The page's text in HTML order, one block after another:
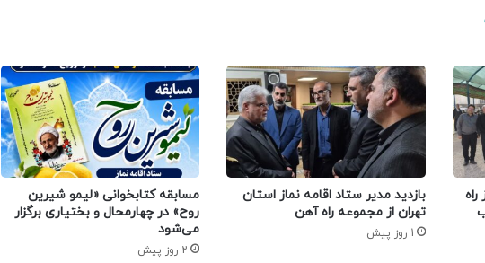
بازدید مدیر ستاد اقامه نماز استان
تهران از مجموعه راه آهن
1 روز پیش
مسابقه کتابخوانی «لیمو شیرین
روح» در چهارمحال و بختیاری برگزار
می‌شود
2 روز پیش